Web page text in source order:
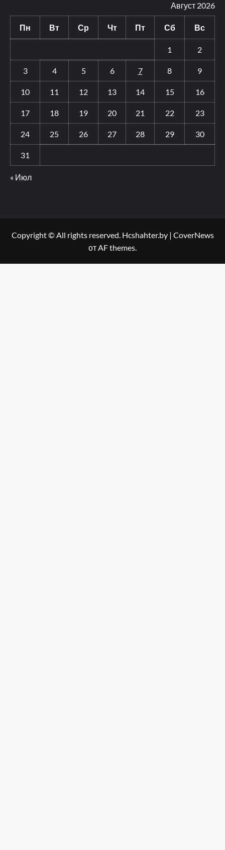
Август 2026
Пн Вт Ср Чт Пт Сб Вс
1 2
3 4 5 6 7 8 9
10 11 12 13 14 15 16
17 18 19 20 21 22 23
24 25 26 27 28 29 30
31
« Июл
Copyright © All rights reserved. Hcshahter.by | CoverNews
от AF themes.